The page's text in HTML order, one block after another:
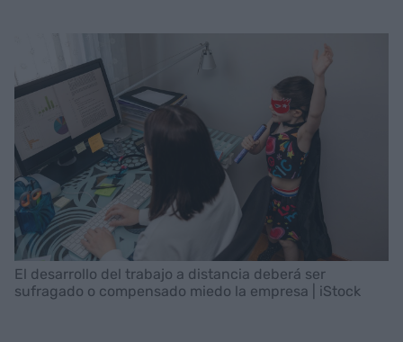
El desarrollo del trabajo a distancia deberá ser
sufragado o compensado miedo la empresa | iStock